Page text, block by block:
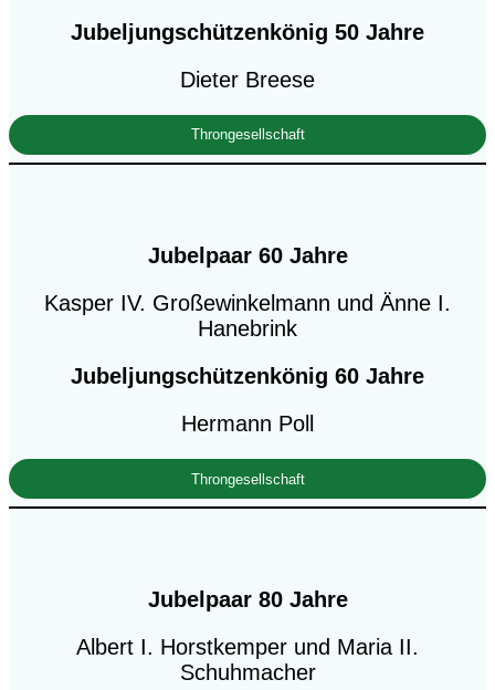
Jubeljungschützenkönig 50 Jahre
Dieter Breese
Throngesellschaft
Jubelpaar 60 Jahre
Kasper IV. Großewinkelmann und Änne I.
Hanebrink
Jubeljungschützenkönig 60 Jahre
Hermann Poll
Throngesellschaft
Jubelpaar 80 Jahre
Albert I. Horstkemper und Maria II.
Schuhmacher